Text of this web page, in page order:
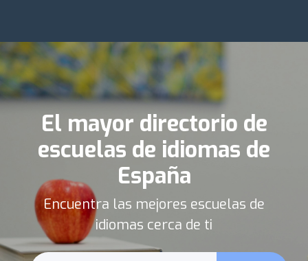
El mayor directorio de
escuelas de idiomas de
España
Encuentra las mejores escuelas de
idiomas cerca de ti